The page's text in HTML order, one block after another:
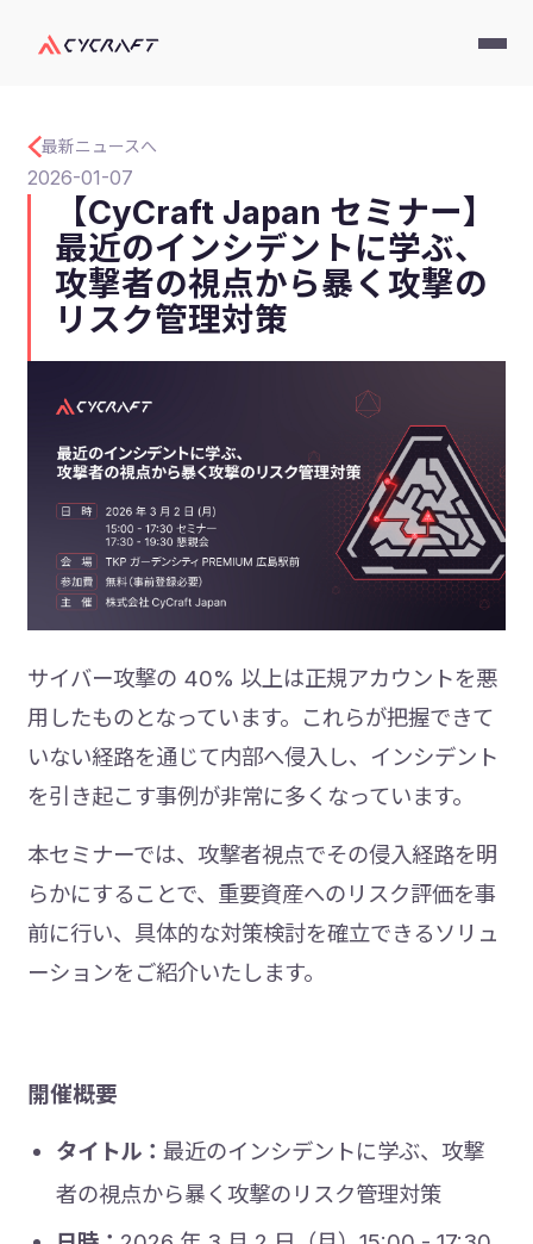
最新ニュースへ
2026-01-07
【CyCraft Japan セミナー】
最近のインシデントに学ぶ、
攻撃者の視点から暴く攻撃の
リスク管理対策
サイバー攻撃の 40% 以上は正規アカウントを悪
用したものとなっています。これらが把握できて
いない経路を通じて内部へ侵入し、インシデント
を引き起こす事例が非常に多くなっています。
本セミナーでは、攻撃者視点でその侵入経路を明
らかにすることで、重要資産へのリスク評価を事
前に行い、具体的な対策検討を確立できるソリュ
ーションをご紹介いたします。
開催概要
タイトル：最近のインシデントに学ぶ、攻撃
者の視点から暴く攻撃のリスク管理対策